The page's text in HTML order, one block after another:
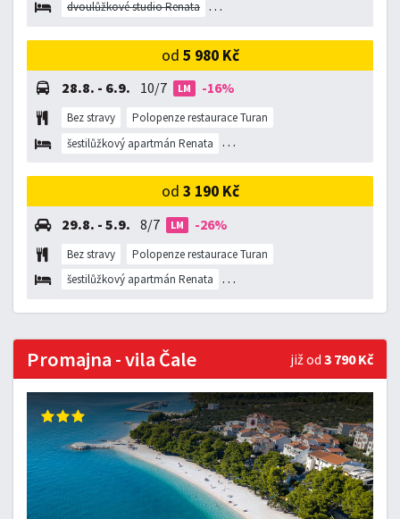
dvoulůžkové studio Renata
šestilůžkový apartmán Renata
od 5 980 Kč
28.8. - 6.9. 10/7 LM -16%
Bez stravy
Polopenze restaurace Turan
šestilůžkový apartmán Renata
tří až čtyřlůžkový apartmán
od 3 190 Kč
29.8. - 5.9. 8/7 LM -26%
Bez stravy
Polopenze restaurace Turan
šestilůžkový apartmán Renata
tří až čtyřlůžkový apartmán
již od 3 790 Kč
Promajna - vila Čale